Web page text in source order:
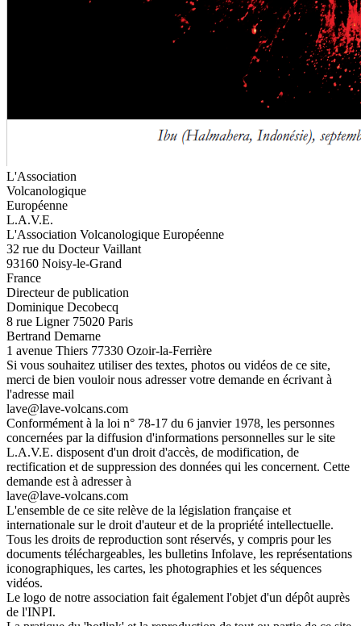
L'Association
Volcanologique
Européenne
L.A.V.E.
L'Association Volcanologique Européenne
32 rue du Docteur Vaillant
93160 Noisy-le-Grand
France
Directeur de publication
Dominique Decobecq
8 rue Ligner 75020 Paris
Bertrand Demarne
1 avenue Thiers 77330 Ozoir-la-Ferrière
Si vous souhaitez utiliser des textes, photos ou vidéos de ce site,
merci de bien vouloir nous adresser votre demande en écrivant à
l'adresse mail
lave@lave-volcans.com
Conformément à la loi n° 78-17 du 6 janvier 1978, les personnes
concernées par la diffusion d'informations personnelles sur le site
L.A.V.E. disposent d'un droit d'accès, de modification, de
rectification et de suppression des données qui les concernent. Cette
demande est à adresser à
lave@lave-volcans.com
L'ensemble de ce site relève de la législation française et
internationale sur le droit d'auteur et de la propriété intellectuelle.
Tous les droits de reproduction sont réservés, y compris pour les
documents téléchargeables, les bulletins Infolave, les représentations
iconographiques, les cartes, les photographies et les séquences
vidéos.
Le logo de notre association fait également l'objet d'un dépôt auprès
de l'INPI.